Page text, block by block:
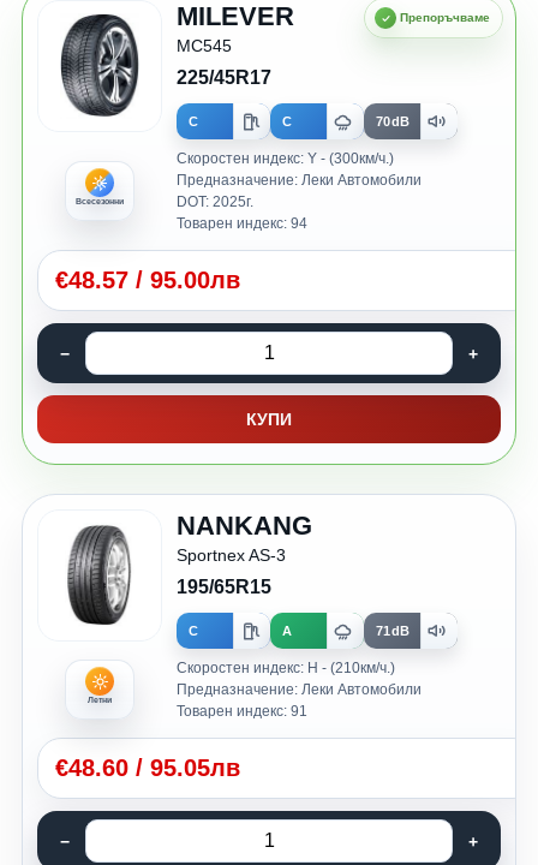
Всесезонни
MILEVER
MC545
225/45R17
C C 70dB
Скоростен индекс: Y - (300км/ч.)
Предназначение: Леки Автомобили
DOT: 2025г.
Товарен индекс: 94
€48.57 / 95.00лв
КУПИ
Летни
NANKANG
Sportnex AS-3
195/65R15
C A 71dB
Скоростен индекс: H - (210км/ч.)
Предназначение: Леки Автомобили
Товарен индекс: 91
€48.60 / 95.05лв